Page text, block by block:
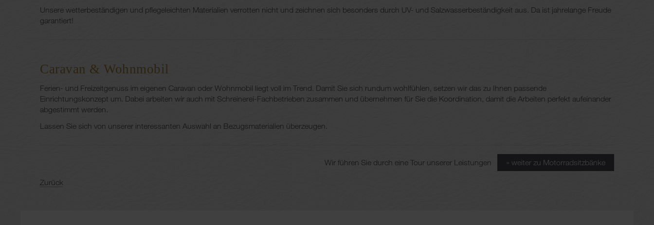
Unsere wetterbeständigen und pflegeleichten Materialien verrotten nicht und zeichnen sich besonders durch UV- und Salzwasserbeständigkeit aus. Da ist jahrelange Freude
garantiert!
Caravan & Wohnmobil
Ferien- und Freizeitgenuss im eigenen Caravan oder Wohnmobil liegt voll im Trend. Damit Sie sich rundum wohlfühlen, setzen wir das zu Ihnen passende
Einrichtungskonzept um. Dabei arbeiten wir auch mit Schreinerei-Fachbetrieben zusammen und übernehmen für Sie die Koordination, damit die Arbeiten perfekt aufeinander
abgestimmt werden.
Lassen Sie sich von unserer interessanten Auswahl an Bezugsmaterialien überzeugen.
Wir führen Sie durch eine Tour unserer Leistungen » weiter zu Motorradsitzbänke
Zurück